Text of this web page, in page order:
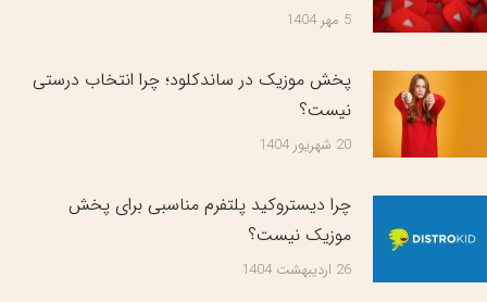
5 مهر 1404
پخش موزیک در ساندکلود؛ چرا انتخاب درستی
نیست؟
20 شهریور 1404
چرا دیستروکید پلتفرم مناسبی برای پخش
موزیک نیست؟
26 اردیبهشت 1404